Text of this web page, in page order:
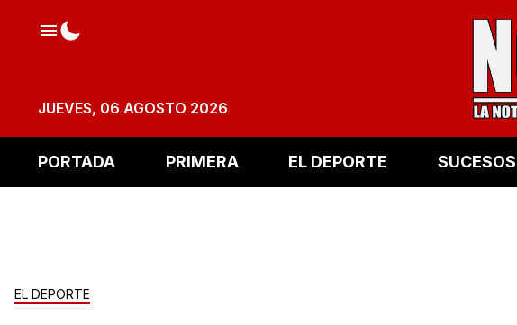
JUEVES, 06 AGOSTO 2026
PORTADA PRIMERA EL DEPORTE SUCESOS
EL DEPORTE